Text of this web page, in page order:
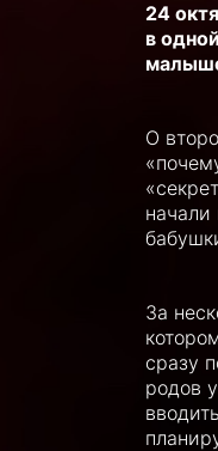
24
в
О
За
сразу
родов